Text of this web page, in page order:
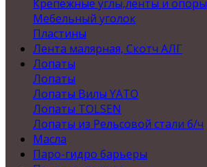
Крепежные углы,ленты и опоры
Мебельный уголок
Пластины
Лента малярная, Скотч АЛГ
Лопаты
Лопаты
Лопаты Вилы YATO
Лопаты TOLSEN
Лопаты из Рельсовой стали б/ч
Масла
Паро-гидро барьеры